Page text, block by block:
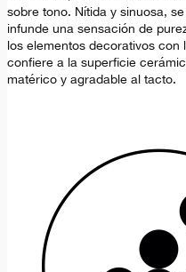
sobre tono. Nítida y sinuosa,
infunde una sensación de
los elementos decorativos
confiere a la superficie
matérico y agradable al tacto.